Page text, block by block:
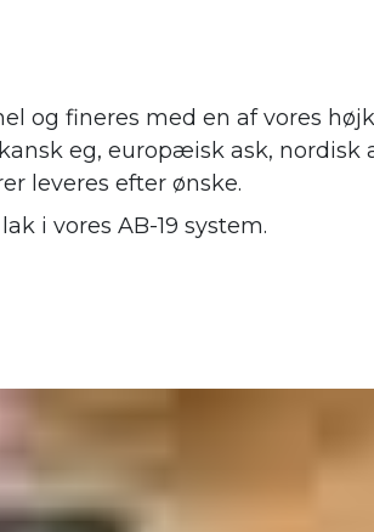
og fineres med en af vores
eg, europæisk ask, nordisk
leveres efter ønske.
i vores AB-19 system.